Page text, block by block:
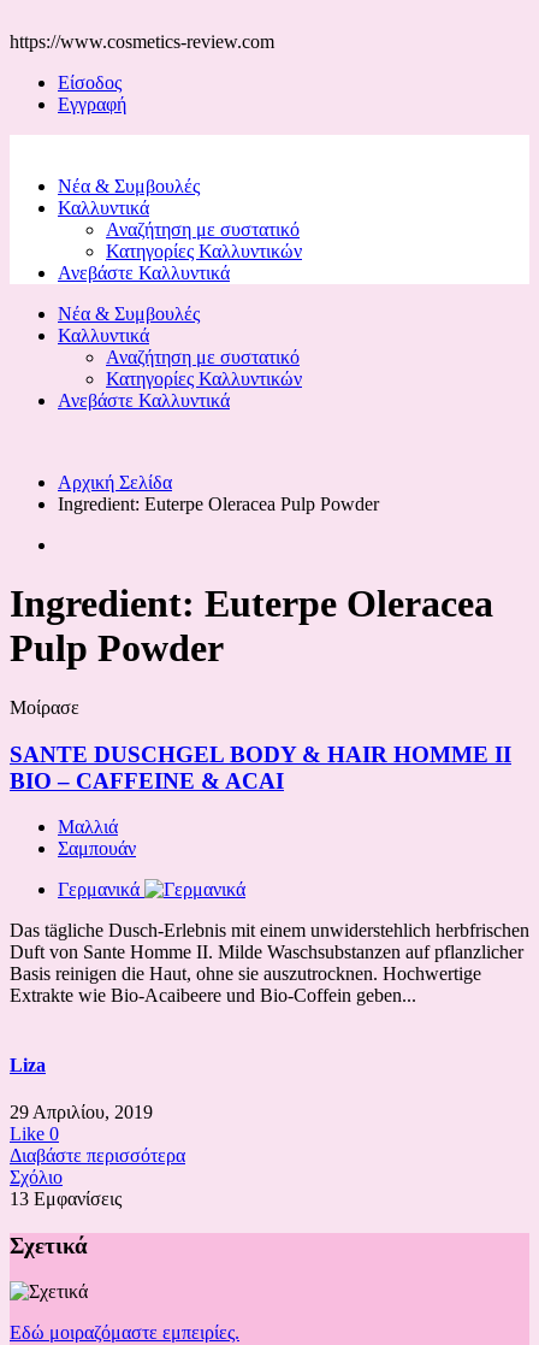
https://www.cosmetics-review.com
Είσοδος
Εγγραφή
Νέα & Συμβουλές
Καλλυντικά
Αναζήτηση με συστατικό
Κατηγορίες Καλλυντικών
Ανεβάστε Καλλυντικά
Νέα & Συμβουλές
Καλλυντικά
Αναζήτηση με συστατικό
Κατηγορίες Καλλυντικών
Ανεβάστε Καλλυντικά
Αρχική Σελίδα
Ingredient: Euterpe Oleracea Pulp Powder
Ingredient: Euterpe Oleracea
Pulp Powder
Μοίρασε
SANTE DUSCHGEL BODY & HAIR HOMME II
BIO – CAFFEINE & ACAI
Μαλλιά
Σαμπουάν
Γερμανικά
Das tägliche Dusch-Erlebnis mit einem unwiderstehlich herbfrischen
Duft von Sante Homme II. Milde Waschsubstanzen auf pflanzlicher
Basis reinigen die Haut, ohne sie auszutrocknen. Hochwertige
Extrakte wie Bio-Acaibeere und Bio-Coffein geben...
Liza
29 Απριλίου, 2019
Like 0
Διαβάστε περισσότερα
Σχόλιο
13 Εμφανίσεις
Σχετικά
Εδώ μοιραζόμαστε εμπειρίες.